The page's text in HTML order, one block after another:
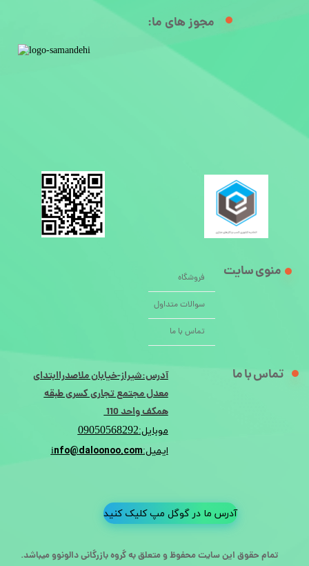
تمام حقوق این سایت محفوظ و متعلق به گروه بازرگانی دالونوو میباشد.
فروشگاه
سوالات متداول
تماس با ما
منوی سایت
تماس با ما
آدرس:شیراز-خیابان ملاصدراابتدای
معدل مجتمع تجاری کسری طبقه
همکف واحد 110
موبایل:09050568292
ایمیل:info@daloonoo.com
مجوز های ما:​
آدرس ما در گوگل مپ کلیک کنید